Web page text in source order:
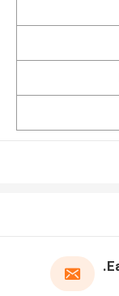
Easy Life (Suzhou) Co.,LTD.